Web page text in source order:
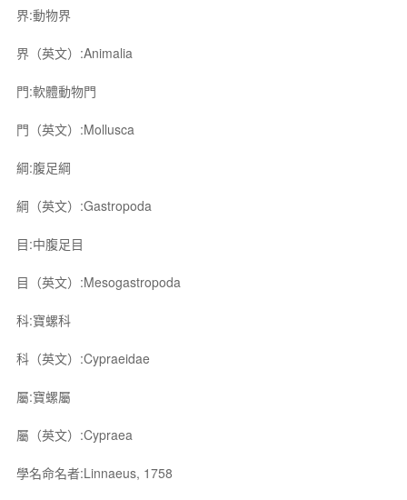
界:動物界
界（英文）:Animalia
門:軟體動物門
門（英文）:Mollusca
綱:腹足綱
綱（英文）:Gastropoda
目:中腹足目
目（英文）:Mesogastropoda
科:寶螺科
科（英文）:Cypraeidae
屬:寶螺屬
屬（英文）:Cypraea
學名命名者:Linnaeus, 1758